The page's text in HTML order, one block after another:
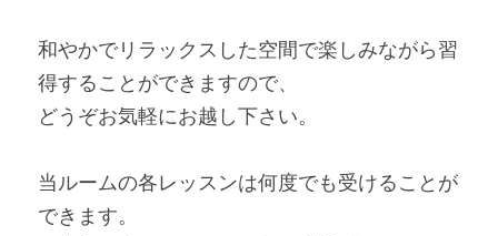
和やかでリラックスした空間で楽しみながら習
得することができますので、
どうぞお気軽にお越し下さい。
当ルームの各レッスンは何度でも受けることが
できます。